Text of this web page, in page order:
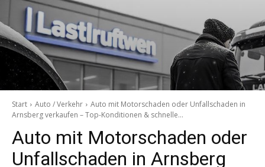
Start Auto / Verkehr
Auto mit Motorschaden oder Unfallschaden in
Arnsberg verkaufen – Top-Konditionen & schnelle...
Auto mit Motorschaden oder
Unfallschaden in Arnsberg